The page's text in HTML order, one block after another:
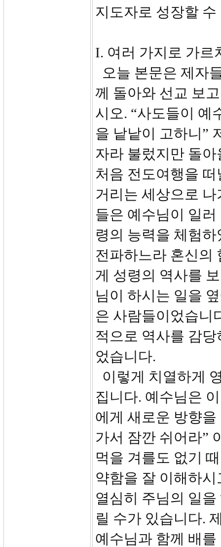
지도자로 성장할
I. 여러 가지로 가르
오늘 본문은 제자
께 돌아와 선교 보
시오. “사도들이 예
을 낱낱이 고하니”
자라 불렀지만 돌
처음 전도여행을
거리는 세상으로
들은 예수님이 일
령의 능력을 체험
전파하느라 혼신의
게 성령의 역사를
님이 하시는 일을
은 사람들이었습니
적으로 역사를 감
었습니다.
이렇게 치열하게
집니다. 예수님은
에게 새로운 방향
가서 잠깐 쉬어라”
먹을 겨를도 없기
약함을 잘 이해하
열심히 주님의 일
릴 수가 있습니다.
예수님과 함께 배